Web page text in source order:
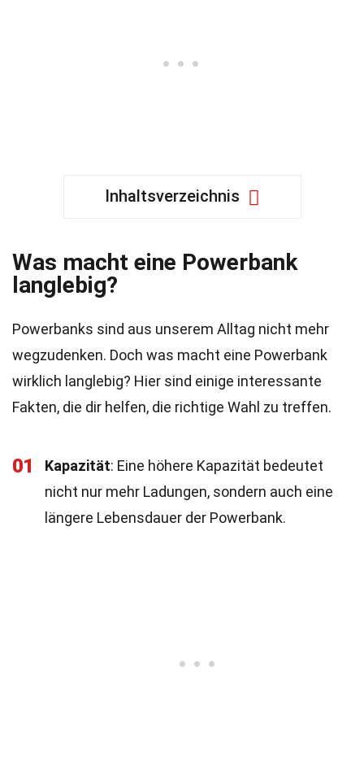
Inhaltsverzeichnis
Was macht eine Powerbank
langlebig?
Powerbanks sind aus unserem Alltag nicht mehr
wegzudenken. Doch was macht eine Powerbank
wirklich langlebig? Hier sind einige interessante
Fakten, die dir helfen, die richtige Wahl zu treffen.
01 Kapazität: Eine höhere Kapazität bedeutet
nicht nur mehr Ladungen, sondern auch eine
längere Lebensdauer der Powerbank.